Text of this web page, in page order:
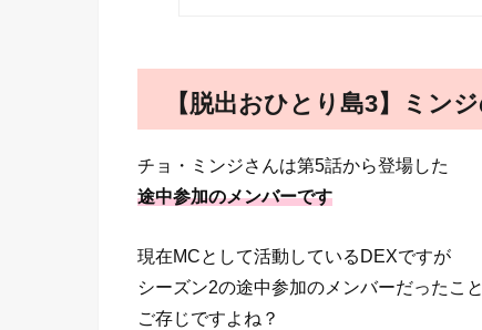
【脱出おひとり島3】ミン
チョ・ミンジさんは第5話から登場した
途中参加のメンバーです
現在MCとして活動しているDEXですが
シーズン2の途中参加のメンバーだったこ
ご存じですよね？